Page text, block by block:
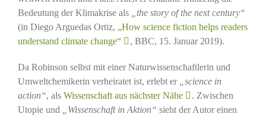
Bedeutung der Klimakrise als
„the story of the next century“
(in Diego Arguedas Ortiz, „How science fiction helps readers
understand climate change“
, BBC, 15. Januar 2019).
Da Robinson selbst mit einer Naturwissenschaftlerin und
Umweltchemikerin verheiratet ist, erlebt er
„science in
action“, als Wissenschaft aus nächster Nähe
. Zwischen
Utopie und
„Wissenschaft in Aktion“ sieht der Autor einen